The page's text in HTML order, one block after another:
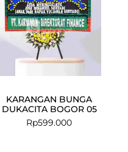
KARANGAN BUNGA
DUKACITA BOGOR 05
Rp599.000